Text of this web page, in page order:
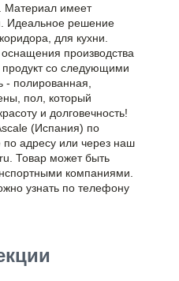
Материал имеет
Идеальное решение
для кухни.
производства
продукт со следующими
- полированная,
пол, который
и долговечность!
(Испания) по
адресу или через наш
Товар может быть
компаниями.
узнать по телефону